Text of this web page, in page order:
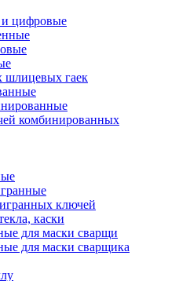
цифровые
шлицевых гаек
комбинированных
ключей
каски
для маски сварщи
для маски сварщика